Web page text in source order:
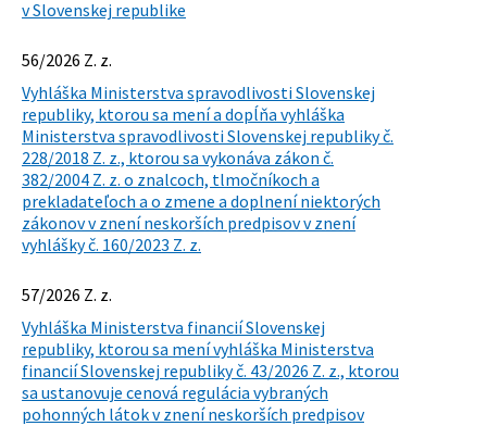
v Slovenskej republike
56/2026 Z. z.
Vyhláška Ministerstva spravodlivosti Slovenskej
republiky, ktorou sa mení a dopĺňa vyhláška
Ministerstva spravodlivosti Slovenskej republiky č.
228/2018 Z. z., ktorou sa vykonáva zákon č.
382/2004 Z. z. o znalcoch, tlmočníkoch a
prekladateľoch a o zmene a doplnení niektorých
zákonov v znení neskorších predpisov v znení
vyhlášky č. 160/2023 Z. z.
57/2026 Z. z.
Vyhláška Ministerstva financií Slovenskej
republiky, ktorou sa mení vyhláška Ministerstva
financií Slovenskej republiky č. 43/2026 Z. z., ktorou
sa ustanovuje cenová regulácia vybraných
pohonných látok v znení neskorších predpisov